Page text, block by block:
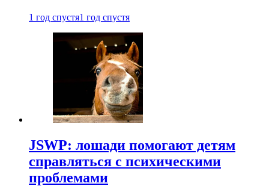
1 год спустя1 год спустя
JSWP: лошади помогают детям
справляться с психическими
проблемами